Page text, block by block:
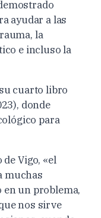
ayudar a las
la
e incluso la
cuarto libro
donde
para
Vigo, «el
muchas
en un problema,
nos sirve